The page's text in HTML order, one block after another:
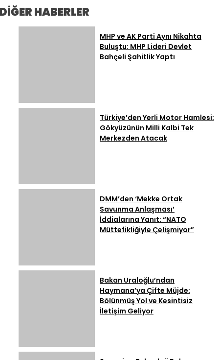
914 Milyon TL Destek
Maliyeti Açıklandı
HABERLER
MHP ve AK Parti Aynı Nikahta
Buluştu: MHP Lideri Devlet
Bahçeli Şahitlik Yaptı
Türkiye’den Yerli Motor Hamlesi:
Gökyüzünün Milli Kalbi Tek
Merkezden Atacak
DMM’den ‘Mekke Ortak
Savunma Anlaşması’
İddialarına Yanıt: “NATO
Müttefikliğiyle Çelişmiyor”
Bakan Uraloğlu’ndan
Haymana’ya Çifte Müjde:
Bölünmüş Yol ve Kesintisiz
İletişim Geliyor